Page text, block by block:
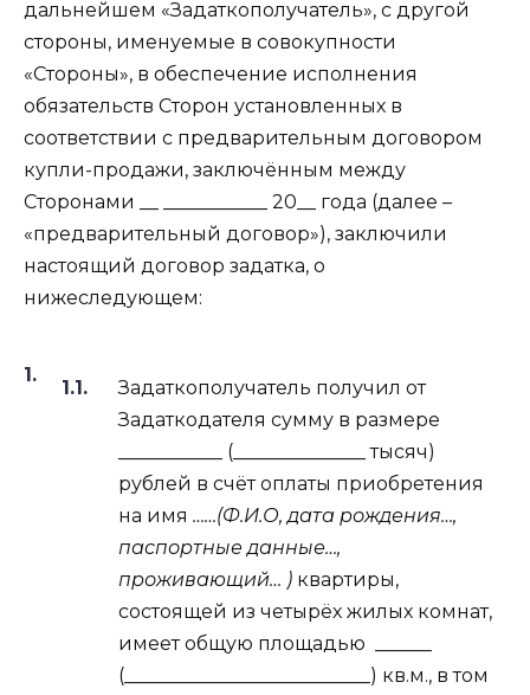
дальнейшем «Задаткополучатель», с другой
стороны, именуемые в совокупности
«Стороны», в обеспечение исполнения
обязательств Сторон установленных в
соответствии с предварительным договором
купли-продажи, заключённым между
Сторонами __ ___________ 20__ года (далее –
«предварительный договор»), заключили
настоящий договор задатка, о
нижеследующем:
Задаткополучатель получил от
Задаткодателя сумму в размере
___________ (______________ тысяч)
рублей в счёт оплаты приобретения
на имя ……(Ф.И.О, дата рождения…,
паспортные данные…,
проживающий… ) квартиры,
состоящей из четырёх жилых комнат,
имеет общую площадью
(__________________________) кв.м., в том